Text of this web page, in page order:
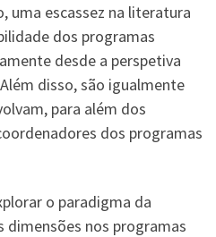
uma escassez na literatura
dos programas
desde a perspetiva
disso, são igualmente
para além dos
dos programas
o paradigma da
dimensões nos programas